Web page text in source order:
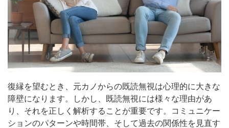
復縁を望むとき、元カノからの既読無視は心理的に大きな
障壁になります。しかし、既読無視には様々な理由があ
り、それを正しく解析することが重要です。コミュニケー
ションのパターンや時間帯、そして過去の関係性を見直す